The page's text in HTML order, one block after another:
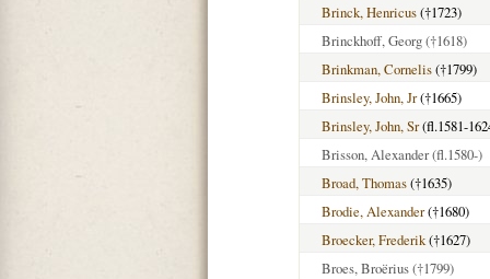
Brinck, Henricus(†1723)
Brinckhoff, Georg(†1618)
Brinkman, Cornelis(†1799)
Brinsley, John, Jr(†1665)
Brinsley, John, Sr(fl.1581-
Brisson, Alexander(fl.1580-)
Broad, Thomas(†1635)
Brodie, Alexander(†1680)
Broecker, Frederik(†1627)
Broes, Broërius(†1799)